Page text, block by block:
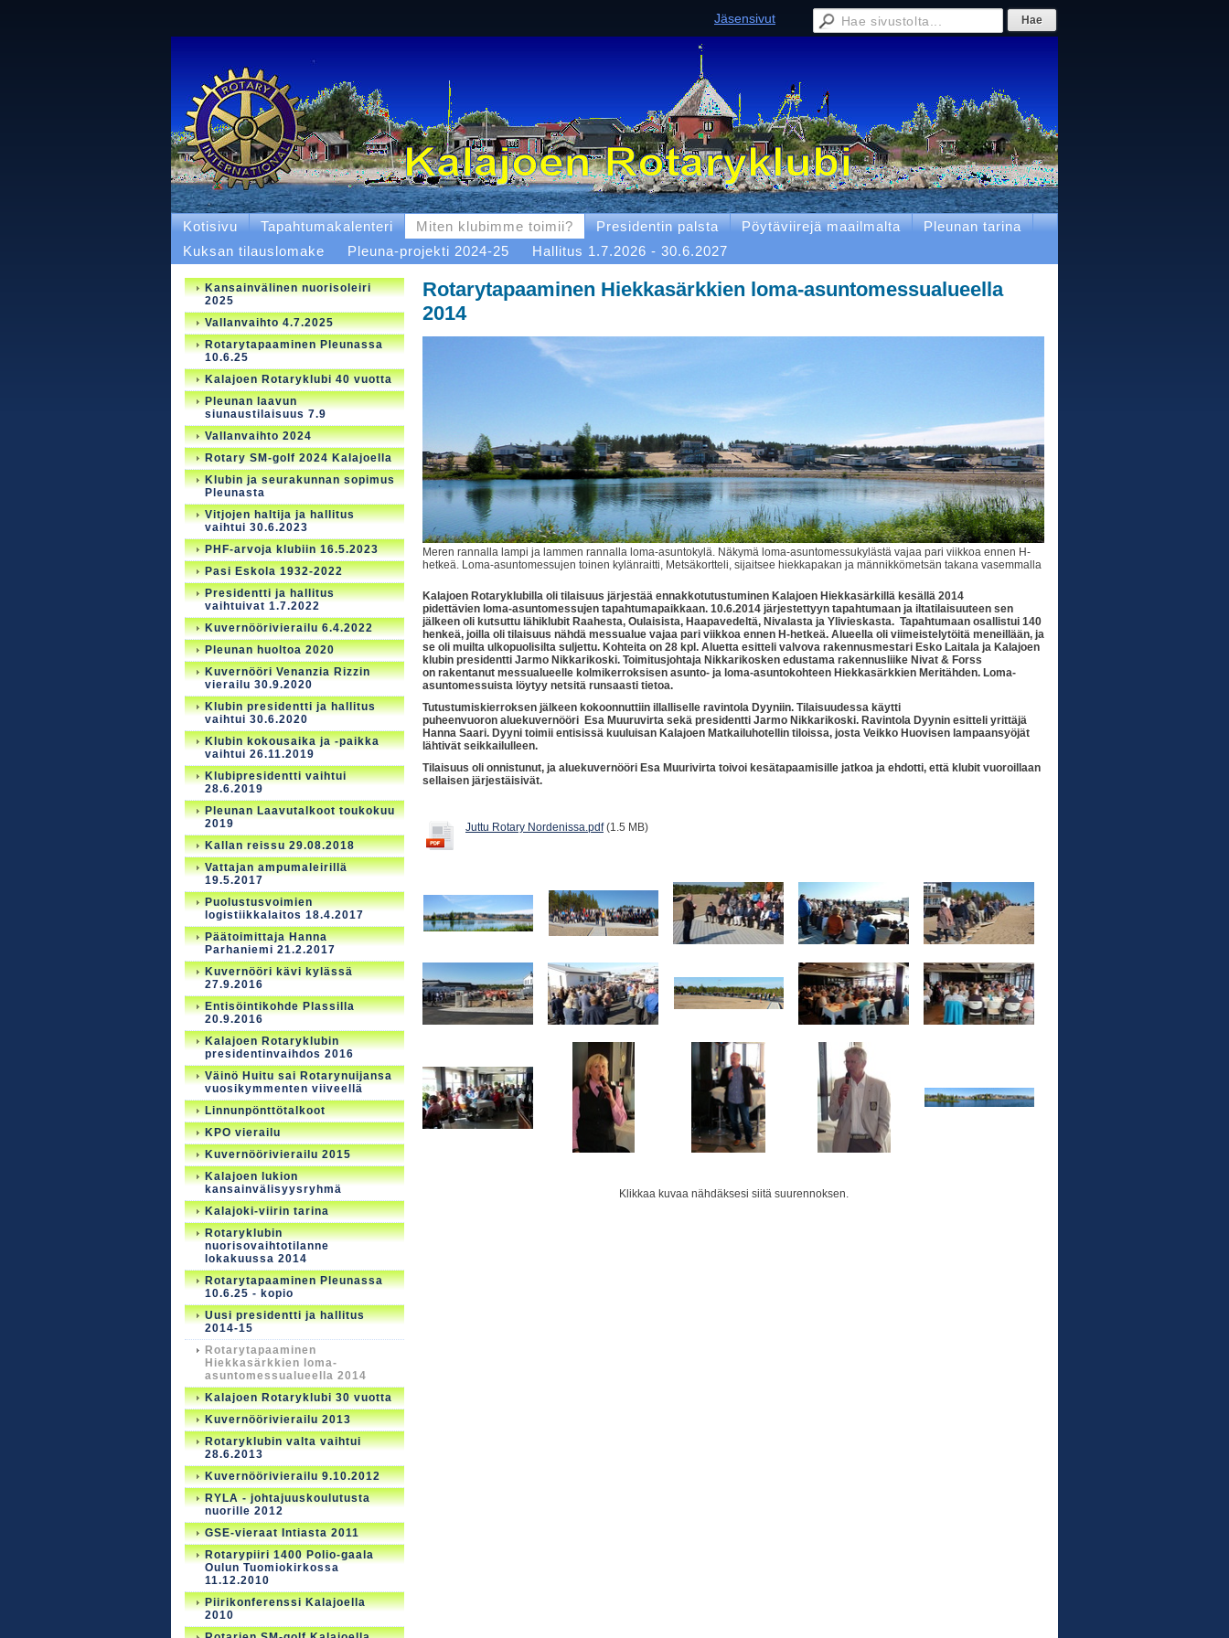
Jäsensivut
Kotisivu Tapahtumakalenteri Miten klubimme toimii? Presidentin palsta Pöytäviirejä maailmalta
Pleunan tarina
Kuksan tilauslomake
Pleuna-projekti 2024-25 Hallitus 1.7.2026 - 30.6.2027
Rotarytapaaminen Hiekkasärkkien loma-asuntomessualueella
2014
Meren rannalla lampi ja lammen rannalla loma-asuntokylä. Näkymä loma-asuntomessukylästä vajaa pari viikkoa ennen H-
hetkeä. Loma-asuntomessujen toinen kylänraitti, Metsäkortteli, sijaitsee hiekkapakan ja männikkömetsän takana vasemmalla
Kalajoen Rotaryklubilla oli tilaisuus järjestää ennakkotutustuminen Kalajoen Hiekkasärkillä kesällä 2014
pidettävien loma-asuntomessujen tapahtumapaikkaan. 10.6.2014 järjestettyyn tapahtumaan ja iltatilaisuuteen sen
jälkeen oli kutsuttu lähiklubit Raahesta, Oulaisista, Haapavedeltä, Nivalasta ja Ylivieskasta. Tapahtumaan osallistui 140
henkeä, joilla oli tilaisuus nähdä messualue vajaa pari viikkoa ennen H-hetkeä. Alueella oli viimeistelytöitä meneillään, ja
se oli muilta ulkopuolisilta suljettu. Kohteita on 28 kpl. Aluetta esitteli valvova rakennusmestari Esko Laitala ja Kalajoen
klubin presidentti Jarmo Nikkarikoski. Toimitusjohtaja Nikkarikosken edustama rakennusliike Nivat & Forss
on rakentanut messualueelle kolmikerroksisen asunto- ja loma-asuntokohteen Hiekkasärkkien Meritähden. Loma-
asuntomessuista löytyy netsitä runsaasti tietoa.
Tutustumiskierroksen jälkeen kokoonnuttiin illalliselle ravintola Dyyniin. Tilaisuudessa käytti
puheenvuoron aluekuvernööri Esa Muuruvirta sekä presidentti Jarmo Nikkarikoski. Ravintola Dyynin esitteli yrittäjä
Hanna Saari. Dyyni toimii entisissä kuuluisan Kalajoen Matkailuhotellin tiloissa, josta Veikko Huovisen lampaansyöjät
lähtivät seikkailulleen.
Tilaisuus oli onnistunut, ja aluekuvernööri Esa Muurivirta toivoi kesätapaamisille jatkoa ja ehdotti, että klubit vuoroillaan
sellaisen järjestäisivät.
Juttu Rotary Nordenissa.pdf (1.5 MB)
Klikkaa kuvaa nähdäksesi siitä suurennoksen.
Kansainvälinen nuorisoleiri
2025
Vallanvaihto 4.7.2025
Rotarytapaaminen Pleunassa
10.6.25
Kalajoen Rotaryklubi 40 vuotta
Pleunan laavun
siunaustilaisuus 7.9
Vallanvaihto 2024
Rotary SM-golf 2024 Kalajoella
Klubin ja seurakunnan sopimus
Pleunasta
Vitjojen haltija ja hallitus
vaihtui 30.6.2023
PHF-arvoja klubiin 16.5.2023
Pasi Eskola 1932-2022
Presidentti ja hallitus
vaihtuivat 1.7.2022
Kuvernöörivierailu 6.4.2022
Pleunan huoltoa 2020
Kuvernööri Venanzia Rizzin
vierailu 30.9.2020
Klubin presidentti ja hallitus
vaihtui 30.6.2020
Klubin kokousaika ja -paikka
vaihtui 26.11.2019
Klubipresidentti vaihtui
28.6.2019
Pleunan Laavutalkoot toukokuu
2019
Kallan reissu 29.08.2018
Vattajan ampumaleirillä
19.5.2017
Puolustusvoimien
logistiikkalaitos 18.4.2017
Päätoimittaja Hanna
Parhaniemi 21.2.2017
Kuvernööri kävi kylässä
27.9.2016
Entisöintikohde Plassilla
20.9.2016
Kalajoen Rotaryklubin
presidentinvaihdos 2016
Väinö Huitu sai Rotarynuijansa
vuosikymmenten viiveellä
Linnunpönttötalkoot
KPO vierailu
Kuvernöörivierailu 2015
Kalajoen lukion
kansainvälisyysryhmä
Kalajoki-viirin tarina
Rotaryklubin
nuorisovaihtotilanne
lokakuussa 2014
Rotarytapaaminen Pleunassa
10.6.25 - kopio
Uusi presidentti ja hallitus
2014-15
Rotarytapaaminen
Hiekkasärkkien loma-
asuntomessualueella 2014
Kalajoen Rotaryklubi 30 vuotta
Kuvernöörivierailu 2013
Rotaryklubin valta vaihtui
28.6.2013
Kuvernöörivierailu 9.10.2012
RYLA - johtajuuskoulutusta
nuorille 2012
GSE-vieraat Intiasta 2011
Rotarypiiri 1400 Polio-gaala
Oulun Tuomiokirkossa
11.12.2010
Piirikonferenssi Kalajoella
2010